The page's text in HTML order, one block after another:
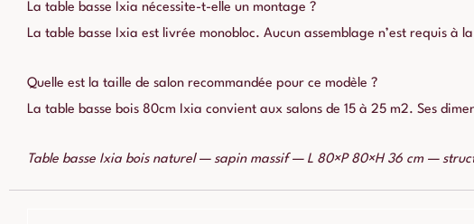
La table basse Ixia nécessite-t-elle un montage ?
La table basse Ixia est livrée monobloc. Aucun assemblage n’est requis à
Quelle est la taille de salon recommandée pour ce modèle ?
La table basse bois 80cm Ixia convient aux salons de 15 à 25 m2. Ses
Table basse Ixia bois naturel — sapin massif — L 80×P 80×H 36 cm —